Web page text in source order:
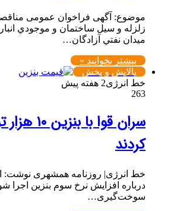
موضوع: آگهی فراخوان عمومی
زلزله و سیل ساختمان و موجودي
ميدان نفتي آزادگان…
بیشتر بخوانید »
پالایش و پخش
خط انرژی2 هفته پیش
263
سران قوا
کردند
خط انرژی| روزنامه همشهری نوشت:
درباره افزایش نرخ سوم بنزین اجرا
سوخت‌گیری…